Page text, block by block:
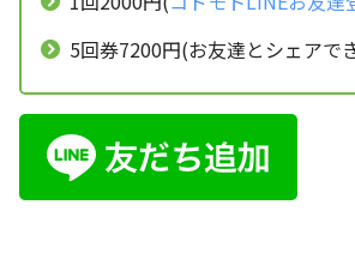
5回券7200円(お友達とシェアで